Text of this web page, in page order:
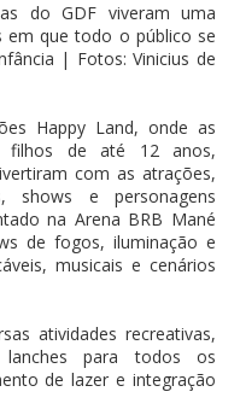
do GDF viveram uma
em que todo o público se
| Fotos: Vinicius de
Happy Land, onde as
filhos de até 12 anos,
com as atrações,
shows e personagens
na Arena BRB Mané
de fogos, iluminação e
musicais e cenários
atividades recreativas,
para todos os
de lazer e integração